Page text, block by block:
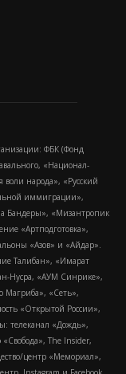
ФБК (Фонд
«Национал-
народа», «Русский
иммиграции»,
Бандеры», «Мизантропик
«Артподготовка»,
«Азов» и «Айдар».
Талибан», «Имарат
Нусра, «АУМ Синрике»,
Магриба», «Сеть»,
«Открытой России»,
телеканал «Дождь»,
The Insider,
центр «Мемориал»,